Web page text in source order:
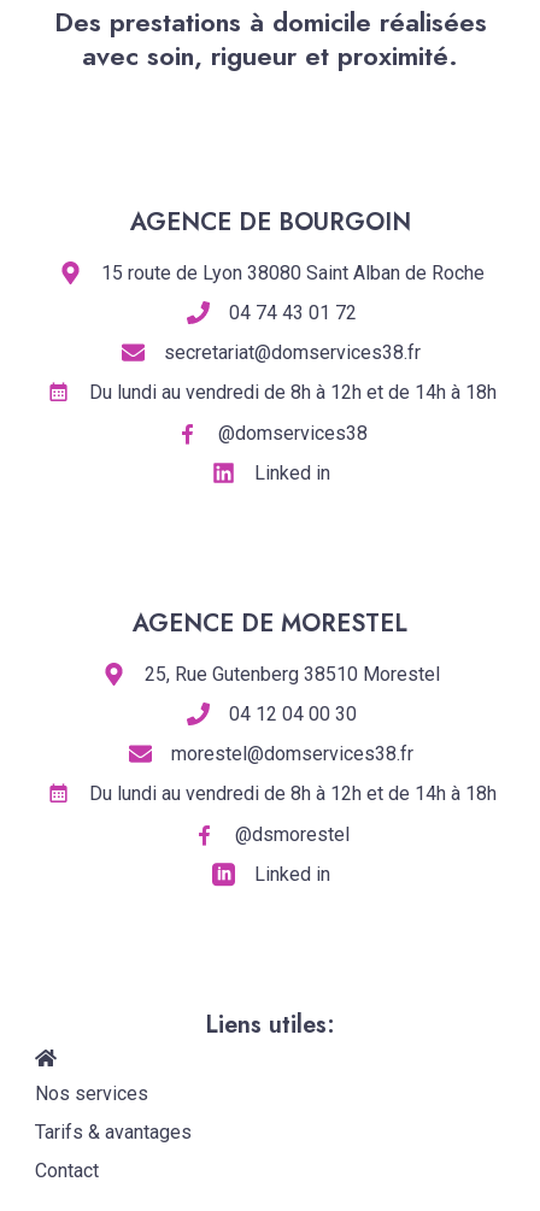
Des prestations à domicile réalisées
avec soin, rigueur et proximité.
AGENCE DE BOURGOIN
15 route de Lyon 38080 Saint Alban de Roche
04 74 43 01 72
secretariat@domservices38.fr
Du lundi au vendredi de 8h à 12h et de 14h à 18h
@domservices38
Linked in
AGENCE DE MORESTEL
25, Rue Gutenberg 38510 Morestel
04 12 04 00 30
morestel@domservices38.fr
Du lundi au vendredi de 8h à 12h et de 14h à 18h
@dsmorestel
Linked in
Liens utiles:
Nos services
Tarifs & avantages
Contact